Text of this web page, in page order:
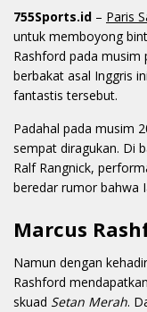
755Sports.id – Paris
untuk memboyong
Rashford pada musim
berbakat asal Inggris
fantastis tersebut.
Padahal pada musim
sempat diragukan. Di
Ralf Rangnick,
beredar rumor bahwa
Marcus
Namun dengan
Rashford
skuad Setan Merah.